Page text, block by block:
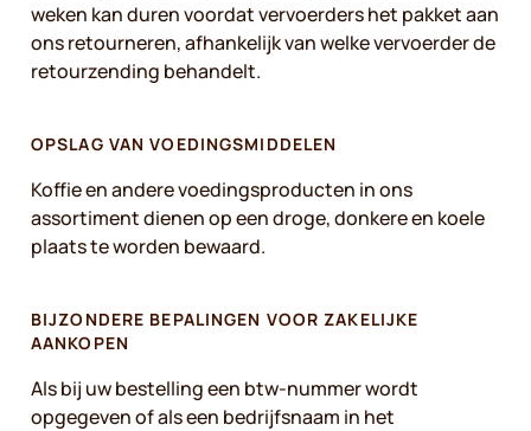
weken kan duren voordat vervoerders het pakket aan
ons retourneren, afhankelijk van welke vervoerder de
retourzending behandelt.
OPSLAG VAN VOEDINGSMIDDELEN
Koffie en andere voedingsproducten in ons
assortiment dienen op een droge, donkere en koele
plaats te worden bewaard.
BIJZONDERE BEPALINGEN VOOR ZAKELIJKE
AANKOPEN
Als bij uw bestelling een btw-nummer wordt
opgegeven of als een bedrijfsnaam in het